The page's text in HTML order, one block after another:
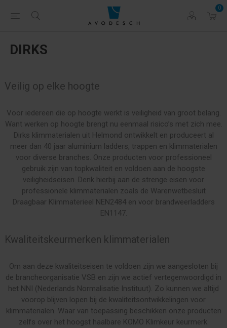
0
DIRKS
Veilig op elke hoogte
Voor iedereen die op hoogte werkt is veiligheid van groot belang.
Want werken op hoogte brengt nu eenmaal risico’s met zich mee.
Dirks klimmaterialen uit Helmond ontwikkelt en produceert al
meer dan 40 jaar aluminium ladders, trappen en klimmaterialen
voor diverse branches. Onze producten voor professioneel
gebruik zijn van topkwaliteit en voldoen aan de hoogste
veiligheidseisen. Denk hierbij aan de strenge eisen voor
professionele klimmaterialen zoals de Warenwetbesluit
Draagbaar Klimmaterieel NEN2484 en voor brandweerladders
EN1147.
Kwaliteitskeurmerken klimmaterialen
Om aan deze kwaliteitseisen te voldoen zijn we aangesloten bij
de brancheorganisatie VSB en zijn we actief vertegenwoordigd in
het NNI (Nederlands Normalisatie Instituut). Zo kunnen we altijd
voorop blijven lopen bij de kwaliteitsontwikkelingen voor
klimmaterialen. Waar van toepassing beschikken onze producten
zelfs over het hoogst haalbare KOMO Klimkeur keurmerk.